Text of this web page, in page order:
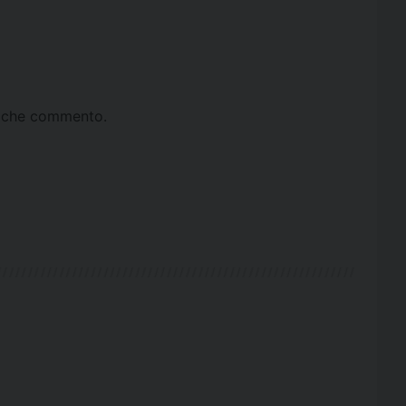
commento.